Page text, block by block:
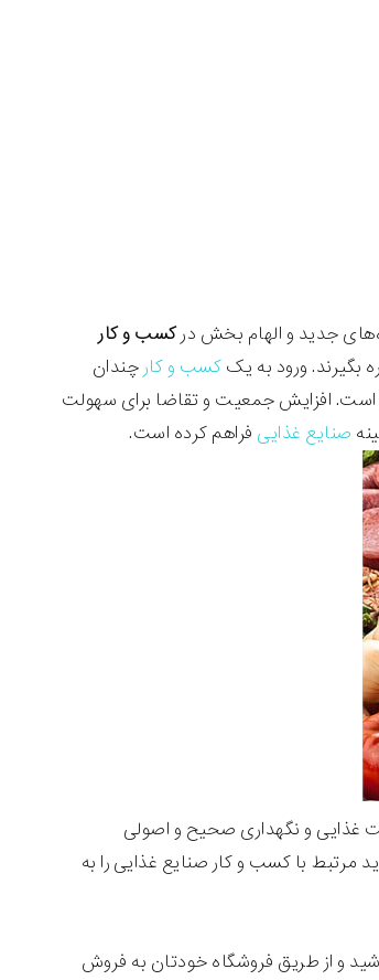
جدید و الهام بخش درکسب و کار
بگیرند. ورود به یک کسب و کار چندان
است. افزایش جمعیت و تقاضا برای سهولت
صنایع غذایی فراهم کرده است.
غذایی و نگهداری صحیح و اصولی
باشید. در اینجا ۲۵ سودآورترین ایده جدید مرتبط با کسب و کار صنایع غذایی را به
و از طریق فروشگاه خودتان به فروش